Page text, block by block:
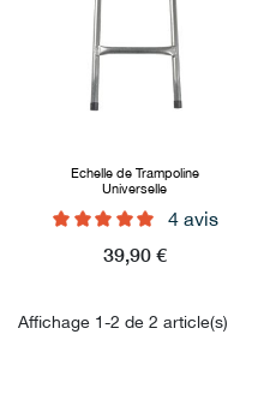
Echelle de Trampoline
Universelle
4 avis
Prix
39,90 €
Affichage 1-2 de 2 article(s)